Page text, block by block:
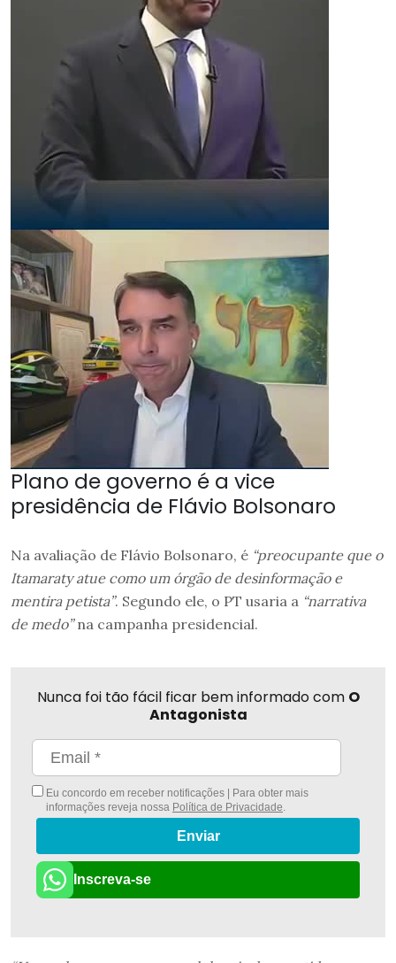
Plano de governo é a vice
presidência de Flávio Bolsonaro
Na avaliação de Flávio Bolsonaro, é “preocupante que o
Itamaraty atue como um órgão de desinformação e
mentira petista”. Segundo ele, o PT usaria a “narrativa
de medo”na campanha presidencial.
Nunca foi tão fácil ficar bem informado com O
Antagonista
Eu concordo em receber notificações | Para obter mais
informações reveja nossa Política de Privacidade.
Enviar
Inscreva-se